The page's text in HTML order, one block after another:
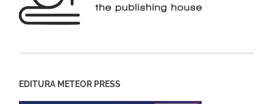
EDITURA METEOR PRESS